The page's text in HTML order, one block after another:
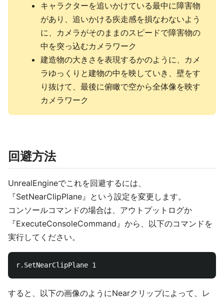
キャラクターを追いかけている最中に障害物
があり、追いかける疾走感を損なわないよう
に、カメラがそのままのスピードで障害物の
中を突っ込むカメラワーク
建造物の大きさを表現するかのように、カメ
ラゆっくりと建物の中を映していき、壁をす
り抜けて、最後に俯瞰で空から全体像を映す
カメラワーク
回避方法
UnrealEngineでこれを回避するには、
『SetNearClipPlane』という設定を変更します。
コンソールコマンドの場合は、アウトプットログか
『ExecuteConsoleCommand』から、以下のコマンドを
実行してください。
すると、以下の画像のようにNearクリップによって、レ